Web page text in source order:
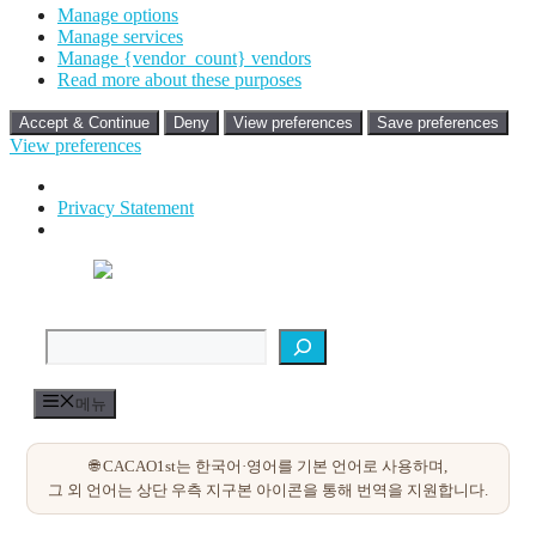
Manage options
Manage services
Manage {vendor_count} vendors
Read more about these purposes
Accept & Continue Deny View preferences Save preferences
View preferences
Privacy Statement
메뉴